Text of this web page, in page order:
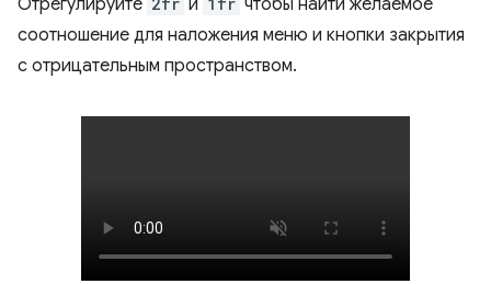
Отрегулируйте и
чтобы найти желаемое
соотношение для наложения меню и кнопки закрытия
с отрицательным пространством.